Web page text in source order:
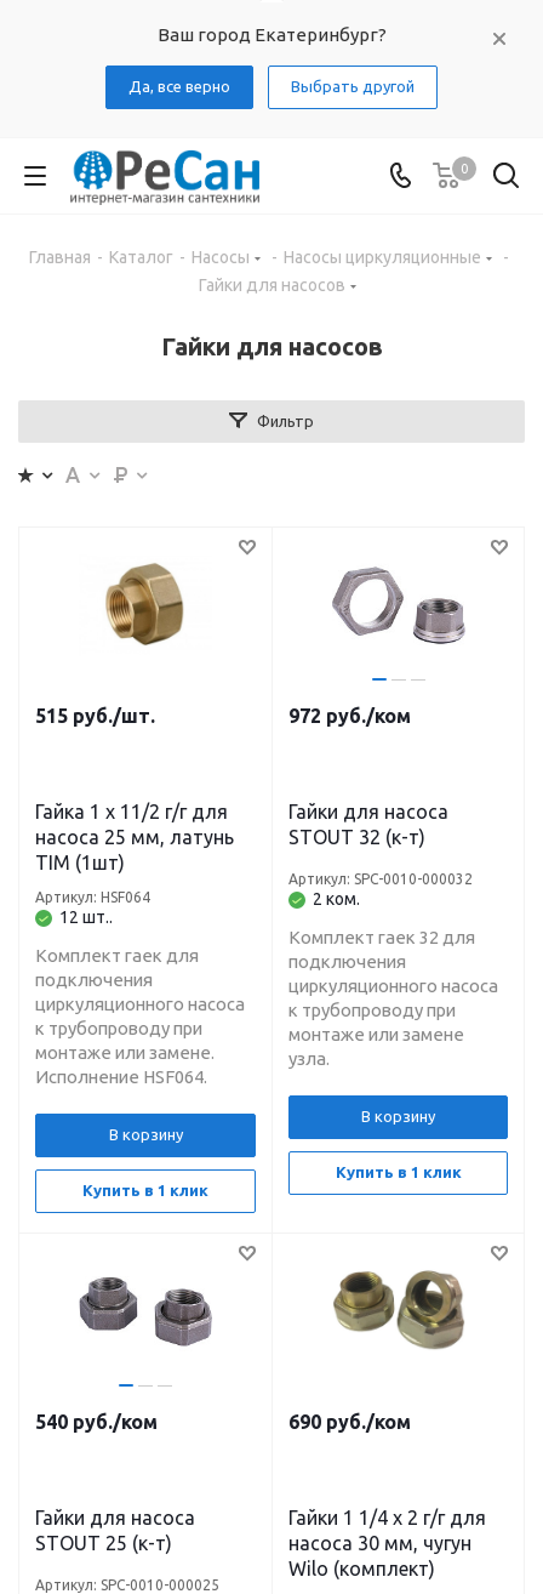
Ваш город Екатеринбург?
Да, все верно Выбрать другой
0
Главная - Каталог - Насосы - Насосы циркуляционные
-
Гайки для насосов
Гайки для насосов
Фильтр
515 руб./шт.
Гайка 1 х 11/2 г/г для
насоса 25 мм, латунь
TIM (1шт)
12 шт..
Артикул: HSF064
Комплект гаек для
подключения
циркуляционного насоса
к трубопроводу при
монтаже или замене.
Исполнение HSF064.
В корзину
Купить в 1 клик
972 руб./ком
Гайки для насоса
STOUT 32 (к-т)
2 ком.
Артикул: SPC-0010-000032
Комплект гаек 32 для
подключения
циркуляционного насоса
к трубопроводу при
монтаже или замене
узла.
В корзину
Купить в 1 клик
540 руб./ком
Гайки для насоса
STOUT 25 (к-т)
Артикул: SPC-0010-000025
690 руб./ком
Гайки 1 1/4 х 2 г/г для
насоса 30 мм, чугун
Wilo (комплект)